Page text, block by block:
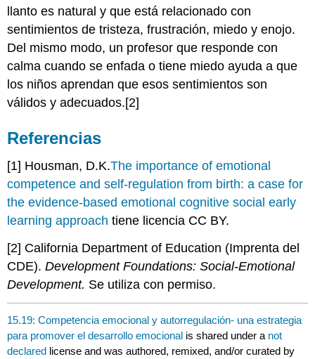
llanto es natural y que está relacionado con
sentimientos de tristeza, frustración, miedo y enojo.
Del mismo modo, un profesor que responde con
calma cuando se enfada o tiene miedo ayuda a que
los niños aprendan que esos sentimientos son
válidos y adecuados.[2]
Referencias
[1] Housman, D.K.The importance of emotional
competence and self-regulation from birth: a case for
the evidence-based emotional cognitive social early
learning approach tiene licencia CC BY.
[2] California Department of Education (Imprenta del
CDE).Development Foundations: Social-Emotional
Development. Se utiliza con permiso.
15.19: Competencia emocional y autorregulación- una estrategia
para promover el desarrollo emocional is shared under a not
declared license and was authored, remixed, and/or curated by